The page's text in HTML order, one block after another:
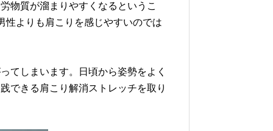
物質が溜まりやすくなるというこ
性よりも肩こりを感じやすいのでは
てしまいます。日頃から姿勢をよく
できる肩こり解消ストレッチを取り